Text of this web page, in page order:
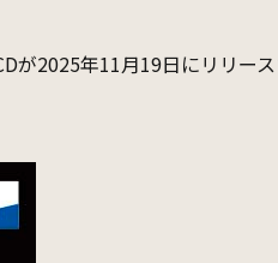
2025年11月19日にリリース